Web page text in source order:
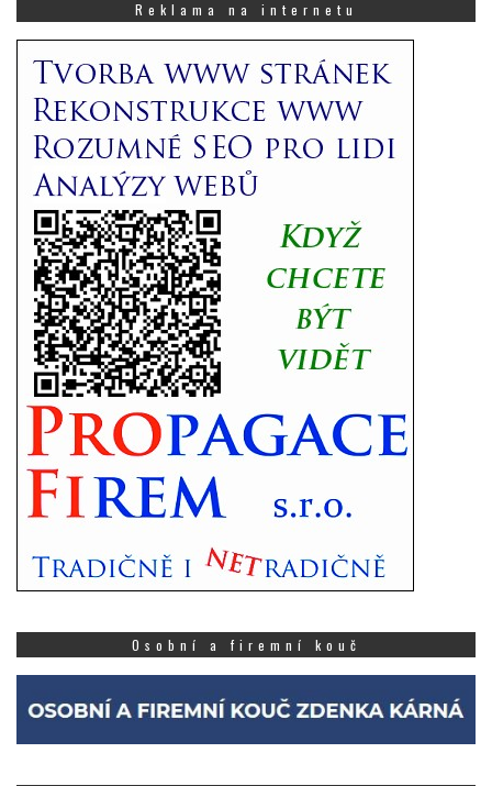
zajímá
Reklama na internetu
Osobní a firemní kouč